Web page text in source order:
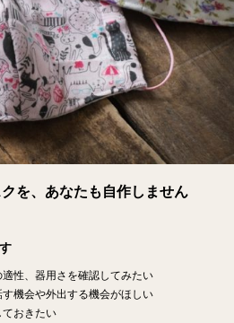
を、あなたも自作しません
性、器用さを確認してみたい
機会や外出する機会がほしい
ておきたい